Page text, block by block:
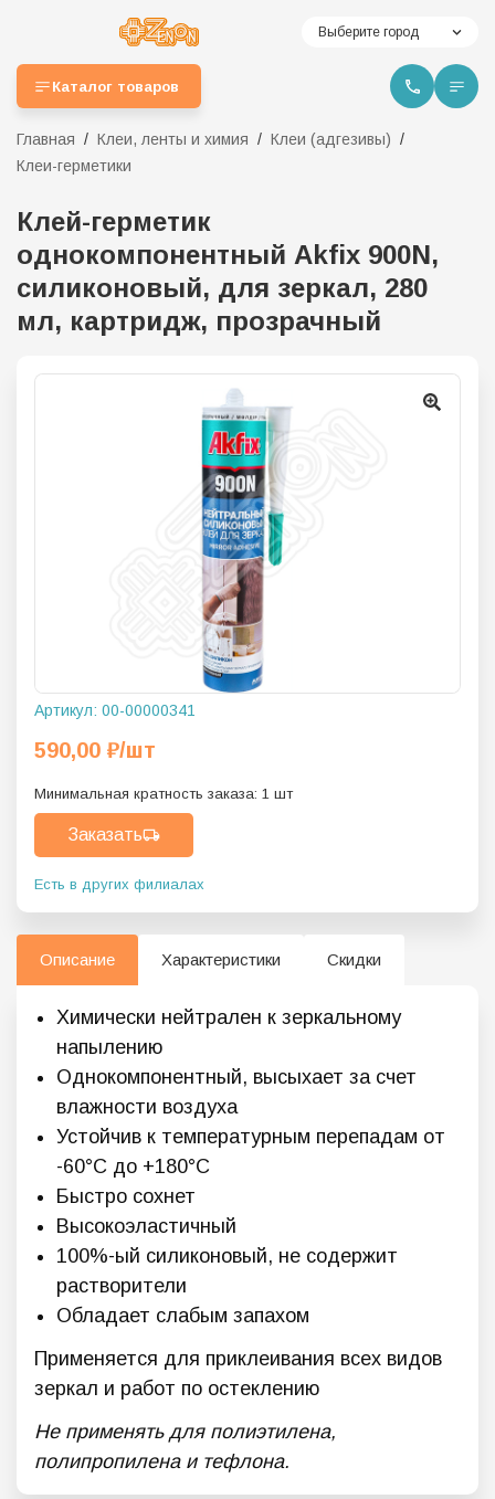
Выберите город
Каталог товаров
Главная Клеи, ленты и химия
Клеи (адгезивы)
Клеи-герметики
Клей-герметик
однокомпонентный Akfix 900N,
силиконовый, для зеркал, 280
мл, картридж, прозрачный
Артикул: 00-00000341
590,00 ₽/шт
Минимальная кратность заказа: 1 шт
Заказать
Есть в других филиалах
Описание Характеристики Скидки
Химически нейтрален к зеркальному
напылению
Однокомпонентный, высыхает за счет
влажности воздуха
Устойчив к температурным перепадам от
-60°C до +180°C
Быстро сохнет
Высокоэластичный
100%-ый силиконовый, не содержит
растворители
Обладает слабым запахом
Применяется для приклеивания всех видов
зеркал и работ по остеклению
Не применять для полиэтилена,
полипропилена и тефлона.